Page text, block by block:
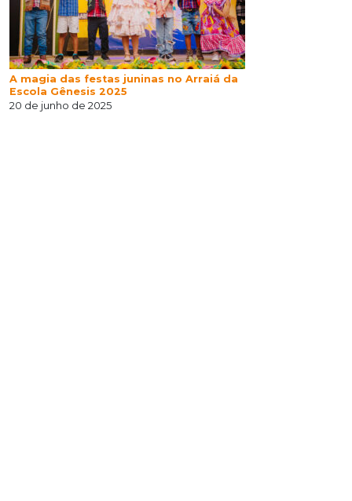
A magia das festas juninas no Arraiá da
Escola Gênesis 2025
20 de junho de 2025